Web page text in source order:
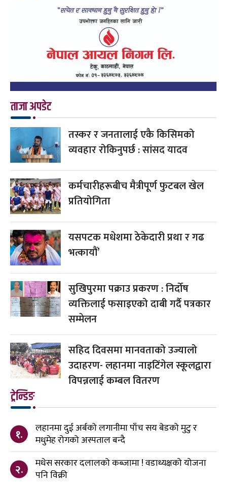
ताजा अपडेट
तस्कर र जनतालाई एकै किसिमको
व्यवहार रोकिनुपर्छ : सांसद यादव
कर्मचारीहरूबीच मैत्रीपूर्ण फुटबल खेल
प्रतियोगिता
यसपटक मधेशमा ठेकेदारी प्रथा र गढ
भत्कायौं’
सुखिपुरमा पक्राउ प्रकरण : निर्दोष
व्यक्तिलाई फसाइएको दाबी गर्दै पत्रकार
सम्मेलन
सहिद दिवसमा मानवताको उज्यालो
उदाहरण- लहानमा नाइटिंगेल स्कूलद्वारा
विपन्नलाई कम्बल वितरण
ट्रेन्डिङ
१.
लहानमा दुई अर्बको लगानीमा पाँच सय बेडको मुटु र
मधुमेह रोगको अस्पताल बन्दै
२.
मधेस सरकार दलालको कब्जामा ! वडाध्यक्षको योजना
पनि विक्री